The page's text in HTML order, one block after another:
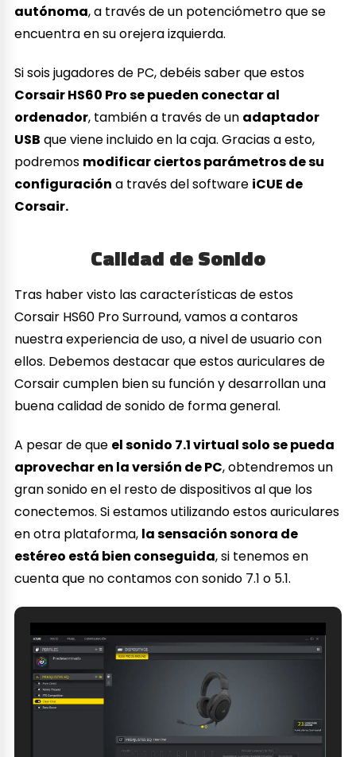
autónoma, a través de un potenciómetro que se
encuentra en su orejera izquierda.
Si sois jugadores de PC, debéis saber que estos
Corsair HS60 Pro se pueden conectar al
ordenador, también a través de un adaptador
USB que viene incluido en la caja. Gracias a esto,
podremos modificar ciertos parámetros de su
configuración a través del software iCUE de
Corsair.
Calidad de Sonido
Tras haber visto las características de estos
Corsair HS60 Pro Surround, vamos a contaros
nuestra experiencia de uso, a nivel de usuario con
ellos. Debemos destacar que estos auriculares de
Corsair cumplen bien su función y desarrollan una
buena calidad de sonido de forma general.
A pesar de que el sonido 7.1 virtual solo se pueda
aprovechar en la versión de PC, obtendremos un
gran sonido en el resto de dispositivos al que los
conectemos. Si estamos utilizando estos auriculares
en otra plataforma, la sensación sonora de
estéreo está bien conseguida, si tenemos en
cuenta que no contamos con sonido 7.1 o 5.1.